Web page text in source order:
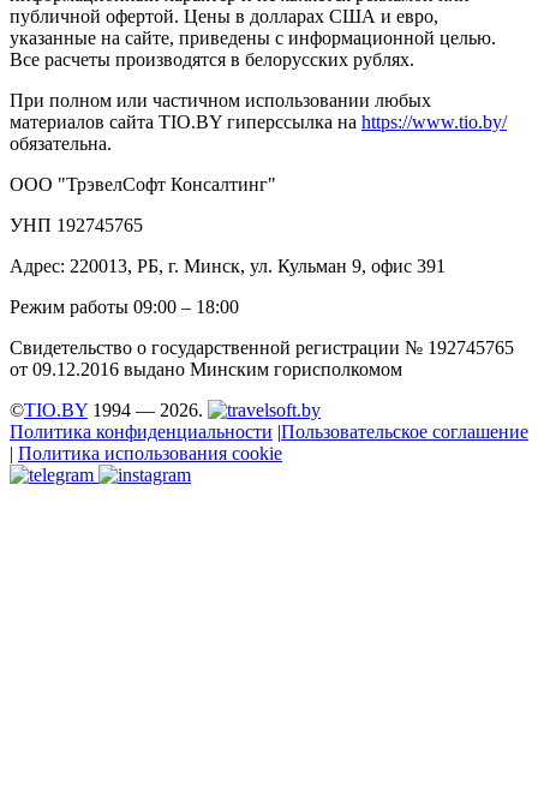
публичной офертой. Цены в долларах США и евро,
указанные на сайте, приведены с информационной целью.
Все расчеты производятся в белорусских рублях.
При полном или частичном использовании любых
материалов сайта TIO.BY гиперссылка на https://www.tio.by/
обязательна.
ООО "ТрэвелСофт Консалтинг"
УНП 192745765
Адрес: 220013, РБ, г. Минск, ул. Кульман 9, офис 391
Режим работы 09:00 – 18:00
Свидетельство о государственной регистрации № 192745765
от 09.12.2016 выдано Минским горисполкомом
©TIO.BY 1994 — 2026.
Политика конфиденциальности |Пользовательское соглашение
| Политика использования cookie